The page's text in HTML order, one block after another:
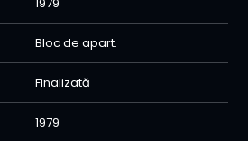
Bloc de apart.
Finalizată
1979